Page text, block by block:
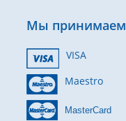
Мы принимаем
VISA
Maestro
MasterCard